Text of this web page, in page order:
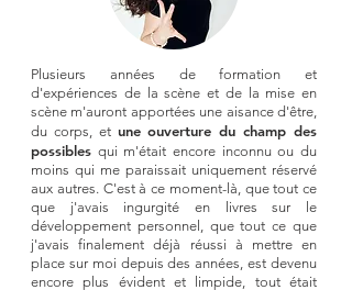
Plusieurs années de formation et
d'expériences de la scène et de la mise en
scène m'auront apportées une aisance d'être,
du corps, et une ouverture du champ des
possibles qui m'était encore inconnu ou du
moins qui me paraissait uniquement réservé
aux autres. C'est à ce moment-là, que tout ce
que j'avais ingurgité en livres sur le
développement personnel, que tout ce que
j'avais finalement déjà réussi à mettre en
place sur moi depuis des années, est devenu
encore plus évident et limpide, tout était